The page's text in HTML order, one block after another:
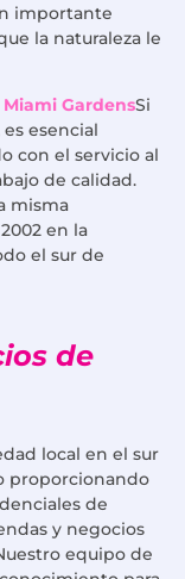
importante
la naturaleza le
GardensSi
esencial
con el servicio al
de calidad.
misma
en la
el sur de
de
local en el sur
proporcionando
de
y negocios
equipo de